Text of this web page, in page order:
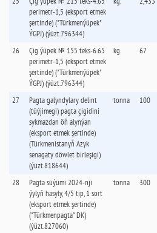
perimetr-1,5 (eksport etmek
şertinde) ("Türkmenýüpek"
ÝGPJ) (ýüzt.796344)
26
Çig ýüpek № 155 teks-6.65
perimetr-1,5 (eksport etmek
şertinde) ("Türkmenýüpek"
ÝGPJ) (ýüzt.796344)
kg. 67
27
Pagta galyndylary delint
(tüýjimegi) pagta çigidini
sykmazdan öň alynýan
(eksport etmek şertinde)
(Türkmenistanyň Azyk
senagaty döwlet birleşigi)
(ýüzt.818644)
tonna 100
28
Pagta süýümi 2024-nji
ýylyň hasyly, 4/5 tip, 1 sort
(eksport etmek şertinde)
("Türkmenpagta" DK)
(ýüzt.827060)
tonna 300